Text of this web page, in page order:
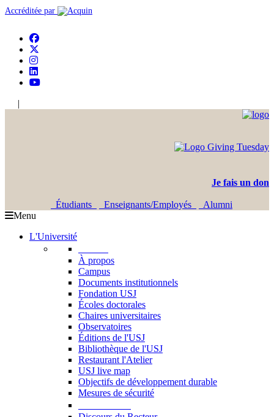
Accréditée par
|
Je fais un don
Étudiants Enseignants/Employés
Alumni
Menu
L'Université
À propos
Campus
Documents institutionnels
Fondation USJ
Écoles doctorales
Chaires universitaires
Observatoires
Éditions de l'USJ
Bibliothèque de l'USJ
Restaurant l'Atelier
USJ live map
Objectifs de développement durable
Mesures de sécurité